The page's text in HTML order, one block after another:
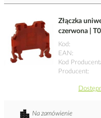
Złączka
czerwona |
Kod
EAN
Kod
Producent
Na zamówienie